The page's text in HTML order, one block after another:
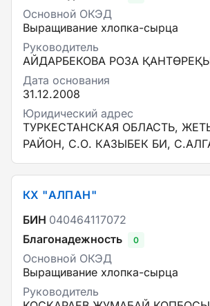
Основной ОКЭД
Выращивание хлопка-сырца
Руководитель
АЙДАРБЕКОВА РОЗА
Дата основания
31.12.2008
Юридический адрес
ТУРКЕСТАНСКАЯ ОБЛАСТЬ,
РАЙОН, С.О. КАЗЫБЕК БИ,
КХ "АЛПАН"
БИН 040464117072
Благонадежность
0
Основной ОКЭД
Выращивание хлопка-сырца
Руководитель